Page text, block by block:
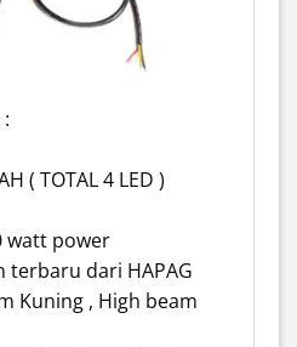
( TOTAL 4 LED )
watt power
terbaru dari HAPAG
Kuning , High beam